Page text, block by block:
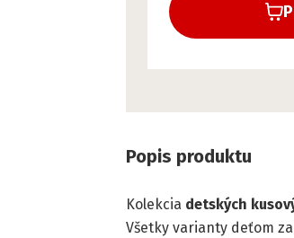
Popis produktu
Kolekcia detských
Všetky varianty deťom